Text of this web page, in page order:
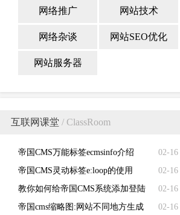
网络推广 网站技术
网络杂谈 网站SEO优化
网站服务器
互联网课堂 / ClassRoom
02-16
帝国CMS万能标签ecmsinfo介绍
02-16
帝国CMS灵动标签e:loop的使用
02-16
教你如何给帝国CMS系统添加登陆
失败次数限制
02-16
帝国cms缩略图:网站不同地方生成